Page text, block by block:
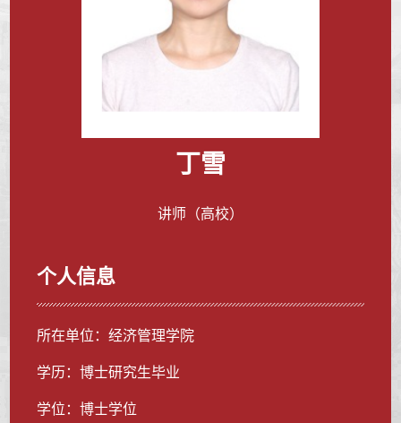
丁雪
讲师（高校）
个人信息
所在单位：经济管理学院
学历：博士研究生毕业
学位：博士学位